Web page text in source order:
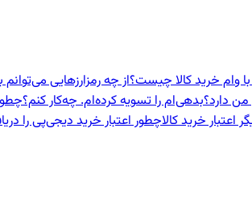
وام خرید کالا چیست؟از چه رمزارزهایی
دارد؟بدهی‌ام را تسویه کرده‌ام. چه‌کار کنم؟
اعتبار خرید کالاچطور اعتبار خرید دیجی‌پی را